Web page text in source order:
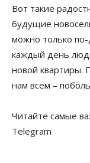
Вот такие
будущие
можно только
каждый день
новой квартиры.
нам всем –
Читайте самые
Telegram